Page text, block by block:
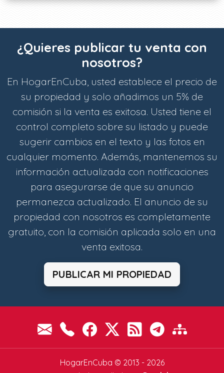
¿Quieres publicar tu venta con
nosotros?
En HogarEnCuba, usted establece el precio de
su propiedad y solo añadimos un 5% de
comisión si la venta es exitosa. Usted tiene el
control completo sobre su listado y puede
sugerir cambios en el texto y las fotos en
cualquier momento. Además, mantenemos su
información actualizada con notificaciones
para asegurarse de que su anuncio
permanezca actualizado. El anuncio de su
propiedad con nosotros es completamente
gratuito, con la comisión aplicada solo en una
venta exitosa.
PUBLICAR MI PROPIEDAD
HogarEnCuba © 2013 - 2026